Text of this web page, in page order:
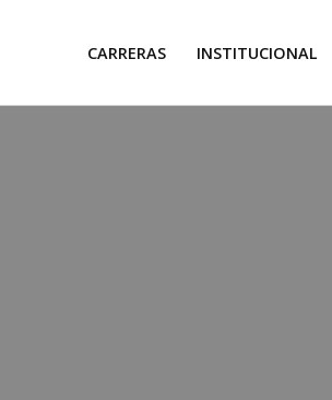
CARRERAS INSTITUCIONAL